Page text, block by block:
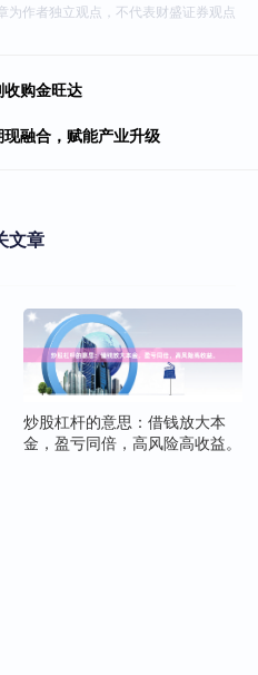
为作者独立观点，不代表财盛证券观点
购金旺达
融合，赋能产业升级
文章
炒股杠杆的意思：借钱放大本
金，盈亏同倍，高风险高收益。